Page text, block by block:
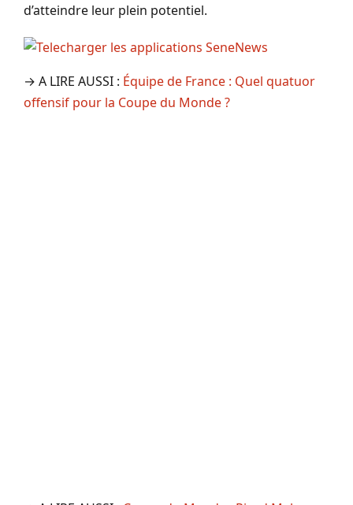
d’atteindre leur plein potentiel.
→ A LIRE AUSSI : Équipe de France : Quel quatuor
offensif pour la Coupe du Monde ?